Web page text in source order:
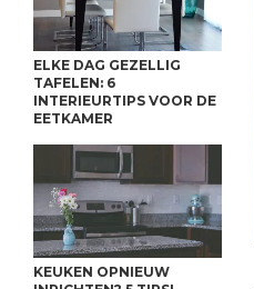
ELKE DAG GEZELLIG
TAFELEN: 6
INTERIEURTIPS VOOR DE
EETKAMER
KEUKEN OPNIEUW